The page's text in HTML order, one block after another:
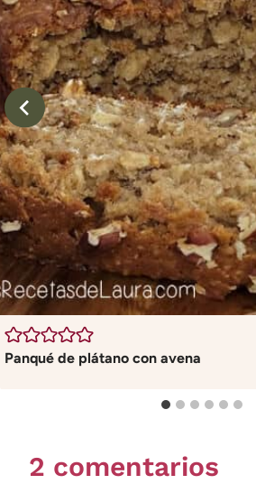
Panqué de plátano con avena
2 comentarios